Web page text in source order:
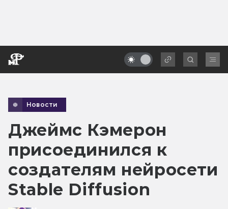
Новости
Джеймс Кэмерон
присоединился к
создателям нейросети
Stable Diffusion